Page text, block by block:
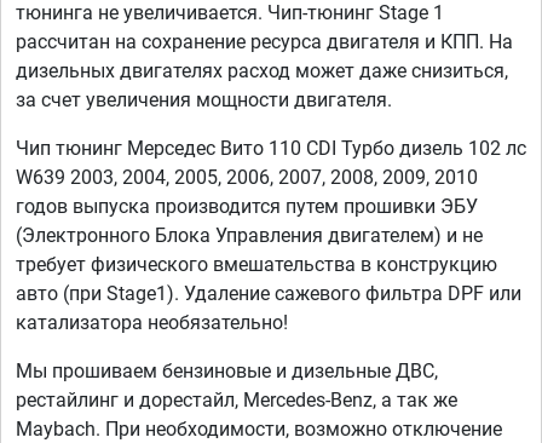
тюнинга не увеличивается. Чип-тюнинг Stage 1
рассчитан на сохранение ресурса двигателя и КПП. На
дизельных двигателях расход может даже снизиться,
за счет увеличения мощности двигателя.
Чип тюнинг Мерседес Вито 110 CDI Турбо дизель 102 лс
W639 2003, 2004, 2005, 2006, 2007, 2008, 2009, 2010
годов выпуска производится путем прошивки ЭБУ
(Электронного Блока Управления двигателем) и не
требует физического вмешательства в конструкцию
авто (при Stage1). Удаление сажевого фильтра DPF или
катализатора необязательно!
Мы прошиваем бензиновые и дизельные ДВС,
рестайлинг и дорестайл, Mercedes-Benz, а так же
Maybach. При необходимости, возможно отключение